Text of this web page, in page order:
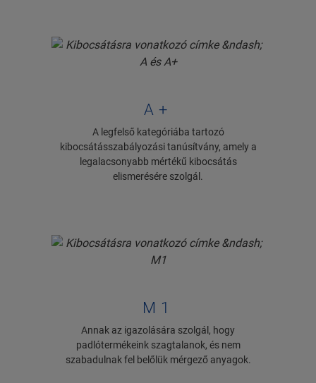
A+
A legfelső kategóriába tartozó
kibocsátásszabályozási tanúsítvány, amely a
legalacsonyabb mértékű kibocsátás
elismerésére szolgál.
M1
Annak az igazolására szolgál, hogy
padlótermékeink szagtalanok, és nem
szabadulnak fel belőlük mérgező anyagok.